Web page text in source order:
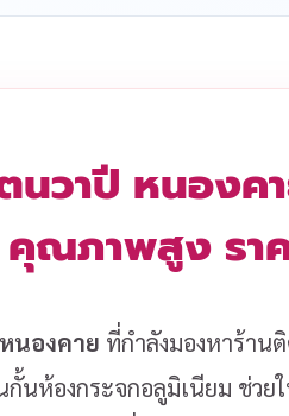
นวาปี หนอง
คุณภาพสูง รา
นองคาย ที่กำลังมองหาร้าน
กั้นห้องกระจกอลูมิเนียม ช่ว